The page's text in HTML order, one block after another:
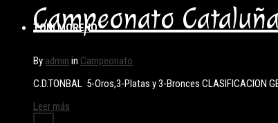
TONI MORENO
Campeonato
By admin in Campeonato
C.D.TONBAL 5-Oros,3-Platas y 3-Bronces CLASIFICACION
Leer más